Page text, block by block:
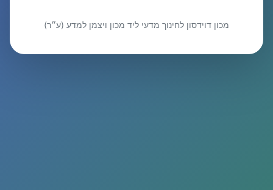
מכון דוידסון לחינוך מדעי ליד מכון ויצמן למדע (ע״ר)